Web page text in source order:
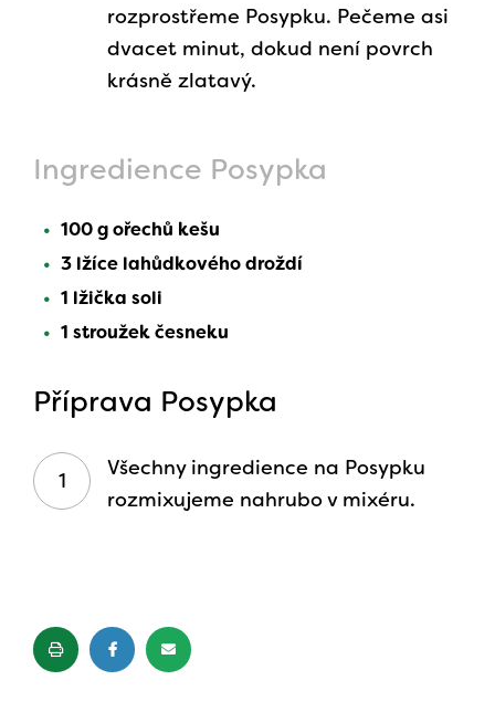
rozprostřeme Posypku. Pečeme asi
dvacet minut, dokud není povrch
krásně zlatavý.
Ingredience Posypka
100 g ořechů kešu
3 lžíce lahůdkového droždí
1 lžička soli
1 stroužek česneku
Příprava Posypka
Všechny ingredience na Posypku
rozmixujeme nahrubo v mixéru.